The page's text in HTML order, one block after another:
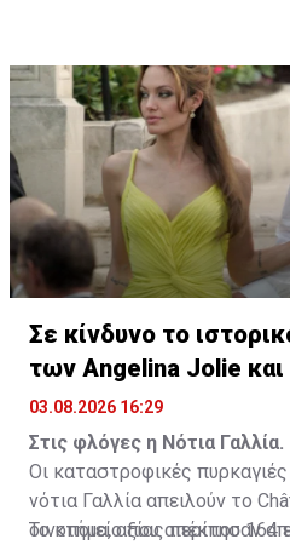
Σε κίνδυνο το
των Angelina Jolie
03.08.2026 16:29
Στις φλόγες η Νότια Γαλλία.
Οι καταστροφικές
νότια Γαλλία απειλούν το
οινοποιείο που απέκτησαν
Το κτήμα, αξίας περίπου 164